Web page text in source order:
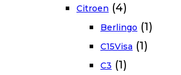
Citroen (4)
Berlingo (1)
C15Visa (1)
C3 (1)